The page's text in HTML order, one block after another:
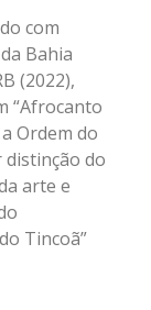
com
Bahia
(2022),
“Afrocanto
Ordem do
do
arte e
Tincoã”